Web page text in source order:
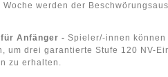
werden der
Anfänger - Spieler/-innen
um drei garantierte Stufe 120 NV-
zu erhalten.